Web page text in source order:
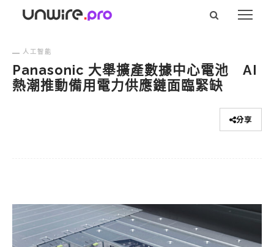
人工智能
Panasonic 大舉擴產數據中心電池 AI
熱潮推動備用電力供應鏈面臨緊缺
分享